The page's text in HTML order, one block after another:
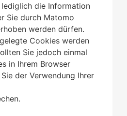
die Information
Sie durch Matomo
werden dürfen.
Cookies werden
Sie jedoch einmal
in Ihrem Browser
der Verwendung Ihrer